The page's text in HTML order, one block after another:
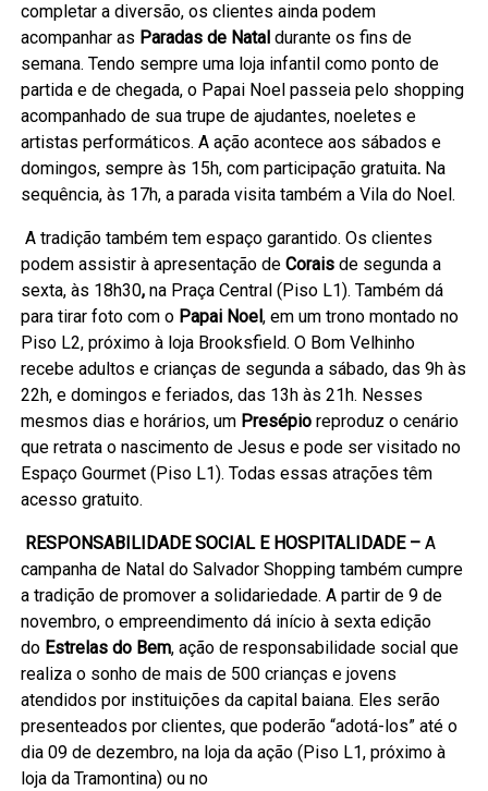
completar a diversão, os clientes ainda podem
acompanhar as Paradas de Natal durante os fins de
semana. Tendo sempre uma loja infantil como ponto de
partida e de chegada, o Papai Noel passeia pelo shopping
acompanhado de sua trupe de ajudantes, noeletes e
artistas performáticos. A ação acontece aos sábados e
domingos, sempre às 15h, com participação gratuita. Na
sequência, às 17h, a parada visita também a Vila do Noel.
A tradição também tem espaço garantido. Os clientes
podem assistir à apresentação deCorais de segunda a
sexta, às 18h30, na Praça Central (Piso L1). Também dá
para tirar foto com o Papai Noel, em um trono montado no
Piso L2, próximo à loja Brooksfield. O Bom Velhinho
recebe adultos e crianças de segunda a sábado, das 9h às
22h, e domingos e feriados, das 13h às 21h. Nesses
mesmos dias e horários, um Presépio reproduz o cenário
que retrata o nascimento de Jesus e pode ser visitado no
Espaço Gourmet (Piso L1). Todas essas atrações têm
acesso gratuito.
RESPONSABILIDADE SOCIAL E HOSPITALIDADE –A
campanha de Natal do Salvador Shopping também cumpre
a tradição de promover a solidariedade. A partir de 9 de
novembro, o empreendimento dá início à sexta edição
do Estrelas do Bem, ação de responsabilidade social que
realiza o sonho de mais de 500 crianças e jovens
atendidos por instituições da capital baiana. Eles serão
presenteados por clientes, que poderão “adotá-los” até o
dia 09 de dezembro, na loja da ação (Piso L1, próximo à
loja da Tramontina) ou no